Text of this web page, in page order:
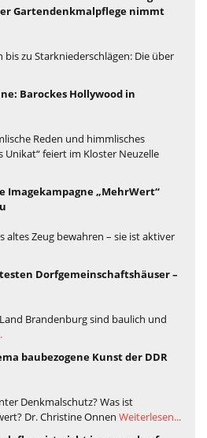
Gartendenkmalpflege nimmt
zu Starkniederschlägen: Die über
Barockes Hollywood in
Reden und himmlisches
Unikat“ feiert im Kloster Neuzelle
Imagekampagne „MehrWert“
altes Zeug bewahren – sie ist aktiver
Dorfgemeinschaftshäuser –
Brandenburg sind baulich und
baubezogene Kunst der DDR
Denkmalschutz? Was ist
Dr. Christine Onnen Weiterlesen...